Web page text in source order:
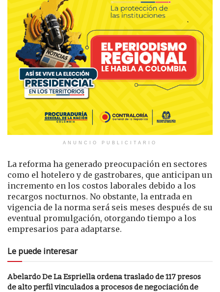
ANUNCIO PUBLICITARIO
La reforma ha generado preocupación en sectores
como el hotelero y de gastrobares, que anticipan un
incremento en los costos laborales debido a los
recargos nocturnos. No obstante, la entrada en
vigencia de la norma será seis meses después de su
eventual promulgación, otorgando tiempo a los
empresarios para adaptarse.
Le puede interesar
Abelardo De La Espriella ordena traslado de 117 presos
de alto perfil vinculados a procesos de negociación de